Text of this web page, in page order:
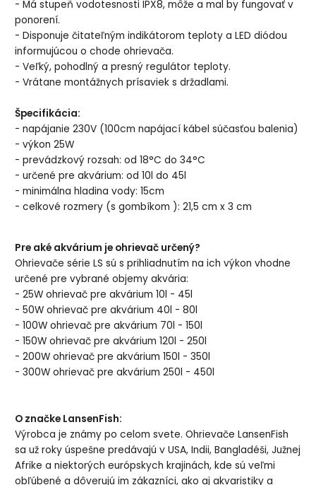
- Má stupeň vodotesnosti IPX8, môže a mal by fungovať v
ponorení.
- Disponuje čitateľným indikátorom teploty a LED diódou
informujúcou o chode ohrievača.
- Veľký, pohodlný a presný regulátor teploty.
- Vrátane montážnych prísaviek s držadlami.
Špecifikácia:
- napájanie 230V (100cm napájací kábel súčasťou balenia)
- výkon 25W
- prevádzkový rozsah: od 18°C ​​do 34°C
- určené pre akvárium: od 10l do 45l
- minimálna hladina vody: 15cm
- celkové rozmery (s gombíkom ): 21,5 cm x 3 cm
Pre aké akvárium je ohrievač určený?
Ohrievače série LS sú s prihliadnutím na ich výkon vhodne
určené pre vybrané objemy akvária:
- 25W ohrievač pre akvárium 10l - 45l
- 50W ohrievač pre akvárium 40l - 80l
- 100W ohrievač pre akvárium 70l - 150l
- 150W ohrievač pre akvárium 120l - 250l
- 200W ohrievač pre akvárium 150l - 350l
- 300W ohrievač pre akvárium 250l - 450l
O značke LansenFish:
Výrobca je známy po celom svete. Ohrievače LansenFish
sa už roky úspešne predávajú v USA, Indii, Bangladéši, Južnej
Afrike a niektorých európskych krajinách, kde sú veľmi
obľúbené a dôverujú im zákazníci, ako aj akvaristiky a